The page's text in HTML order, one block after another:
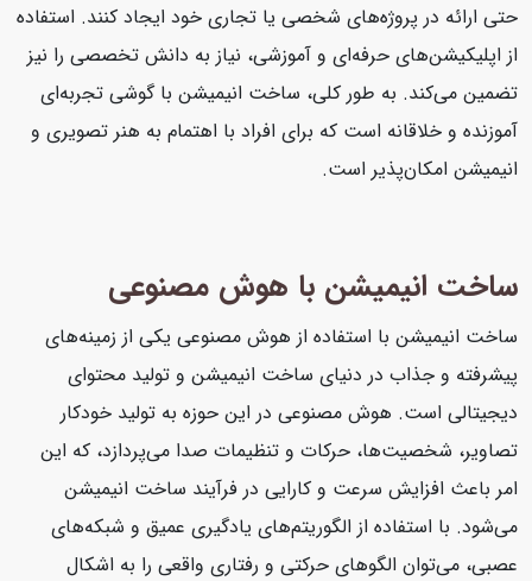
حتی ارائه در پروژه‌های شخصی یا تجاری خود ایجاد کنند. استفاده
از اپلیکیشن‌های حرفه‌ای و آموزشی، نیاز به دانش تخصصی را نیز
تضمین می‌کند. به طور کلی، ساخت انیمیشن با گوشی تجربه‌ای
آموزنده و خلاقانه است که برای افراد با اهتمام به هنر تصویری و
انیمیشن امکان‌پذیر است.
ساخت انیمیشن با هوش مصنوعی
ساخت انیمیشن با استفاده از هوش مصنوعی یکی از زمینه‌های
پیشرفته و جذاب در دنیای ساخت انیمیشن و تولید محتوای
دیجیتالی است. هوش مصنوعی در این حوزه به تولید خودکار
تصاویر، شخصیت‌ها، حرکات و تنظیمات صدا می‌پردازد، که این
امر باعث افزایش سرعت و کارایی در فرآیند ساخت انیمیشن
می‌شود. با استفاده از الگوریتم‌های یادگیری عمیق و شبکه‌های
عصبی، می‌توان الگوهای حرکتی و رفتاری واقعی را به اشکال